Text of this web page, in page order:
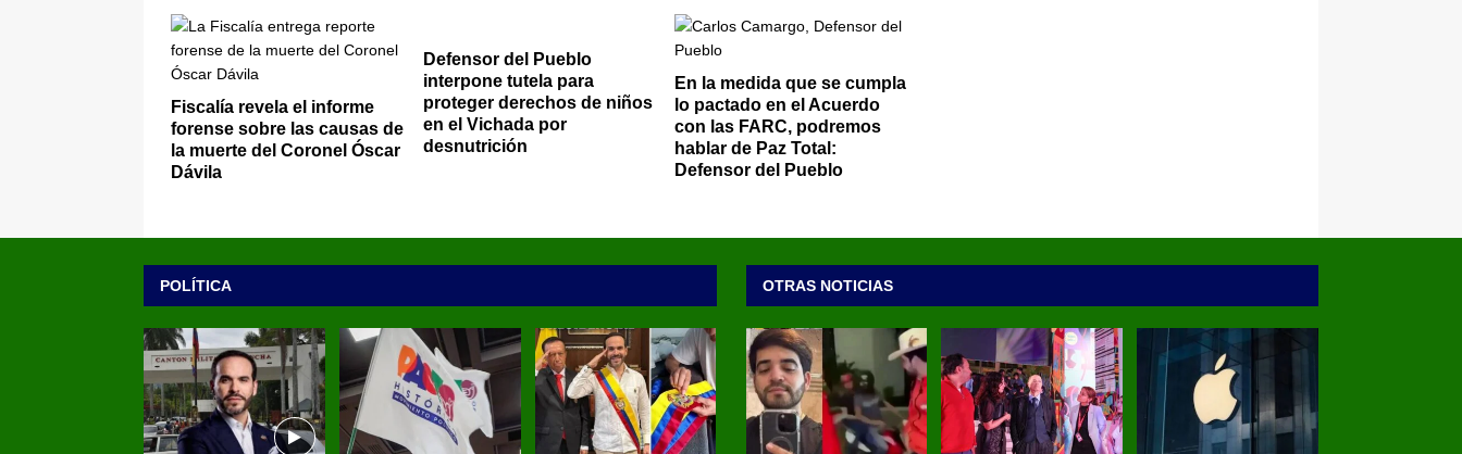
Fiscalía revela el informe
forense sobre las causas de
la muerte del Coronel Óscar
Dávila
Defensor del Pueblo
interpone tutela para
proteger derechos de niños
en el Vichada por
desnutrición
En la medida que se cumpla
lo pactado en el Acuerdo
con las FARC, podremos
hablar de Paz Total:
Defensor del Pueblo
POLÍTICA OTRAS NOTICIAS